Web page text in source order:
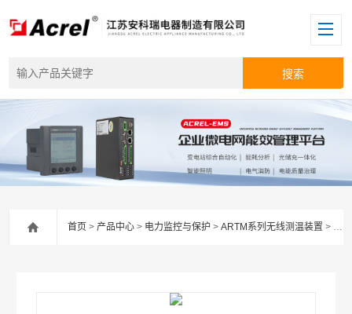
首页 >产品中心 > 电力监控与保护 >ARTM系列无线测温装置 > ATE400安科瑞无源迷你无线测温传感器